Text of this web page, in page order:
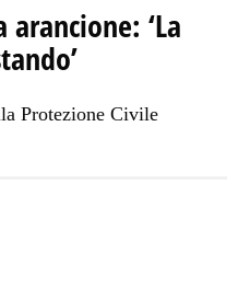
‘La
Protezione Civile